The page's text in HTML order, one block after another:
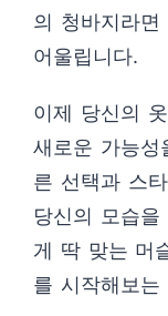
의 청바지라
어울립니다.
이제 당신의
새로운 가능성
른 선택과 스
당신의 모습
게 딱 맞는 머
를 시작해보는